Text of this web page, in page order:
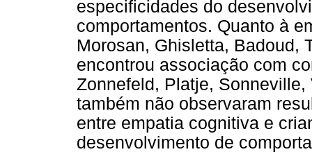
especificidades do
comportamentos. Quanto à
Morosan, Ghisletta, Badoud,
encontrou associação com
Zonnefeld, Platje,
também não observaram
entre empatia cognitiva e
desenvolvimento de